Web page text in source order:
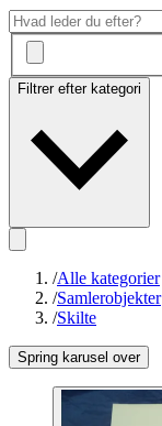
Filtrer efter kategori
/Alle kategorier
/Samlerobjekter
/Skilte
Spring karusel over